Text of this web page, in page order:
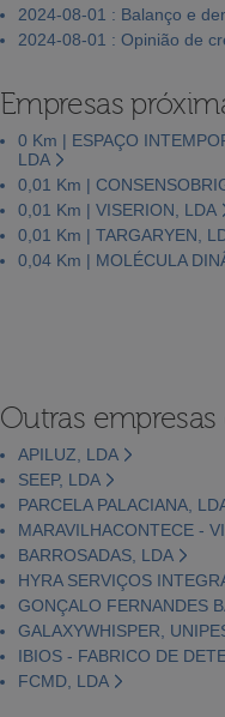
2024-08-01 : Balanço e
2024-08-01 : Opinião de
Empresas
0 Km | ESPAÇO
LDA
0,01 Km |
0,01 Km | VISERION, LDA
0,01 Km | TARGARYEN,
0,04 Km | MOLÉCULA
Outras
APILUZ, LDA
SEEP, LDA
PARCELA PALACIANA,
MARAVILHACONTECE -
BARROSADAS, LDA
HYRA SERVIÇOS
GONÇALO FERNANDES
GALAXYWHISPER,
IBIOS - FABRICO DE
FCMD, LDA